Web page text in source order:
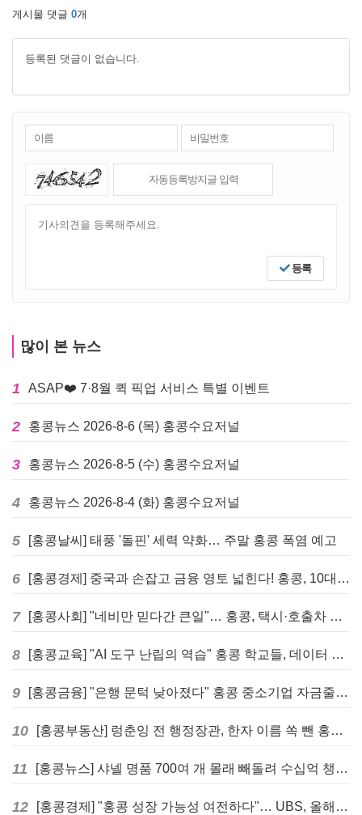
게시물 댓글 0개
등록된 댓글이 없습니다.
등록
많이 본 뉴스
1 ASAP❤️ 7·8월 퀵 픽업 서비스 특별 이벤트
2 홍콩뉴스 2026-8-6 (목) 홍콩수요저널
3 홍콩뉴스 2026-8-5 (수) 홍콩수요저널
4 홍콩뉴스 2026-8-4 (화) 홍콩수요저널
5 [홍콩날씨] 태풍 '돌핀' 세력 약화… 주말 홍콩 폭염 예고
6 [홍콩경제] 중국과 손잡고 금융 영토 넓힌다! 홍콩, 10대 신규 정책 발표
7 [홍콩사회] "네비만 믿다간 큰일"… 홍콩, 택시·호출차 통합 시험 도입하며 규제 본격화
8 [홍콩교육] "AI 도구 난립의 역습" 홍콩 학교들, 데이터 고립에 교육 효과 평가 비상
9 [홍콩금융] "은행 문턱 낮아졌다" 홍콩 중소기업 자금줄 숨통 트이나… HKMA "2분기 신용 조건 안정적"
10 [홍콩부동산] 렁춘잉 전 행정장관, 한자 이름 쏙 뺀 홍콩 고급 아파트 단지들에 쓴소리
11 [홍콩뉴스] 샤넬 명품 700여 개 몰래 빼돌려 수십억 챙긴 직원 4년~7년형 선고
12 [홍콩경제] "홍콩 성장 가능성 여전하다"… UBS, 올해 홍콩 GDP 성장률 전망치 4.5%로 대폭 상향